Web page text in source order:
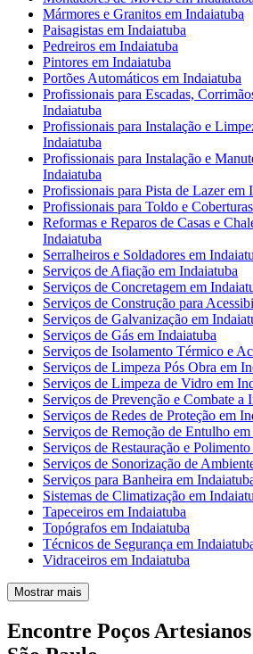
Mármores e Granitos em Indaiatuba
Paisagistas em Indaiatuba
Pedreiros em Indaiatuba
Pintores em Indaiatuba
Portões Automáticos em Indaiatuba
Profissionais para Escadas,
Indaiatuba
Profissionais para Instalação e
Indaiatuba
Profissionais para Instalação e
Indaiatuba
Profissionais para Pista de Lazer em
Profissionais para Toldo e
Reformas e Reparos de Casas e
Indaiatuba
Serralheiros e Soldadores em
Serviços de Afiação em Indaiatuba
Serviços de Concretagem em
Serviços de Construção para
Serviços de Galvanização em
Serviços de Gás em Indaiatuba
Serviços de Isolamento Térmico e
Serviços de Limpeza Pós Obra em
Serviços de Limpeza de Vidro em
Serviços de Prevenção e Combate a
Serviços de Redes de Proteção em
Serviços de Remoção de Entulho
Serviços de Restauração e
Serviços de Sonorização de
Serviços para Banheira em
Sistemas de Climatização em
Tapeceiros em Indaiatuba
Topógrafos em Indaiatuba
Técnicos de Segurança em
Vidraceiros em Indaiatuba
Mostrar mais
Encontre Poços